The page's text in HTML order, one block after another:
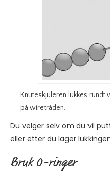
Knuteskjuleren lukkes rundt
på wiretråden.
Du velger selv om du vil
eller etter du lager
Bruk O-ringer